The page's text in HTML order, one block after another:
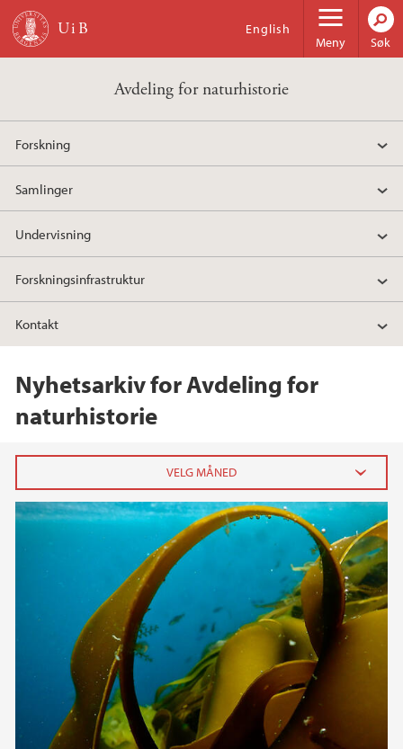
Hopp til hovedinnhold
Meny
English
Søk
Avdeling for naturhistorie
Forskning
Samlinger
Undervisning
Forskningsinfrastruktur
Kontakt
Nyhetsarkiv for Avdeling for
naturhistorie
2026
mai (1)
2024
2023
2022